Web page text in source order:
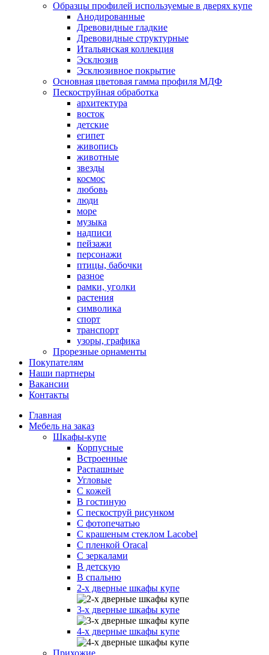
Образцы профилей используемые в дверях купе
Анодированные
Древовидные гладкие
Древовидные структурные
Итальянская коллекция
Эсклюзив
Эсклюзивное покрытие
Основная цветовая гамма профиля МДФ
Пескоструйная обработка
архитектура
восток
детские
египет
живопись
животные
звезды
космос
любовь
люди
море
музыка
надписи
пейзажи
персонажи
птицы, бабочки
разное
рамки, уголки
растения
символика
спорт
транспорт
узоры, графика
Прорезные орнаменты
Покупателям
Наши партнеры
Вакансии
Контакты
Главная
Мебель на заказ
Шкафы-купе
Корпусные
Встроенные
Распашные
Угловые
С кожей
В гостиную
С пескоструй рисунком
С фотопечатью
С крашеным стеклом Lacobel
С пленкой Oracal
С зеркалами
В детскую
В спальню
2-х дверные шкафы купе
3-х дверные шкафы купе
4-х дверные шкафы купе
Прихожие